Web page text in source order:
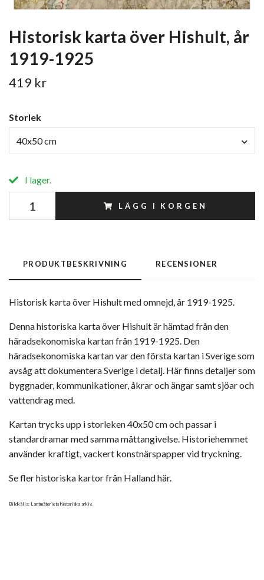
Historisk karta över Hishult, år
1919-1925
419 kr
Storlek
40x50 cm
I lager.
LÄGG I KORGEN
PRODUKTBESKRIVNING RECENSIONER
Historisk karta över Hishult med omnejd, år 1919-1925.
Denna historiska karta över Hishult är hämtad från den
häradsekonomiska kartan från 1919-1925. Den
häradsekonomiska kartan var den första kartan i Sverige som
avsåg att dokumentera Sverige i detalj. Här finns detaljer som
byggnader, kommunikationer, åkrar och ängar samt sjöar och
vattendrag med.
Kartan trycks upp i storleken 40x50 cm och passar i
standardramar med samma måttangivelse. Historiehemmet
använder kraftigt, vackert konstnärspapper vid tryckning.
Se fler historiska kartor från Halland här.
Bildkälla: Lantmäteriets historiska arkiv.